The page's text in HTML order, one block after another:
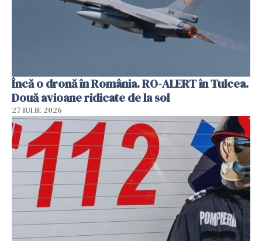
Încă o dronă în România. RO-ALERT în Tulcea.
Două avioane ridicate de la sol
27 IULIE 2026